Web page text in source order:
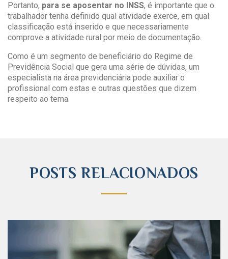
Portanto, para se aposentar no INSS, é importante que o
trabalhador tenha definido qual atividade exerce, em qual
classificação está inserido e que necessariamente
comprove a atividade rural por meio de documentação.
Como é um segmento de beneficiário do Regime de
Previdência Social que gera uma série de dúvidas, um
especialista na área previdenciária pode auxiliar o
profissional com estas e outras questões que dizem
respeito ao tema.
POSTS RELACIONADOS